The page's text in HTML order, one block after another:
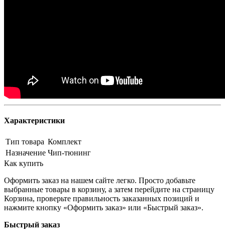
Характеристики
Тип товара Комплект
Назначение Чип-тюнинг
Как купить
Оформить заказ на нашем сайте легко. Просто добавьте
выбранные товары в корзину, а затем перейдите на страницу
Корзина, проверьте правильность заказанных позиций и
нажмите кнопку «Оформить заказ» или «Быстрый заказ».
Быстрый заказ